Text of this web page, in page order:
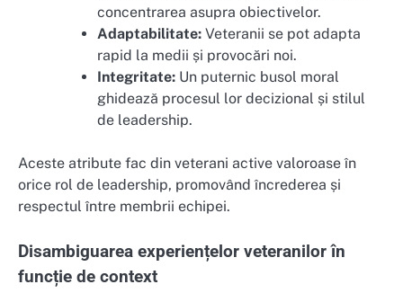
concentrarea asupra obiectivelor.
Adaptabilitate: Veteranii se pot adapta
rapid la medii și provocări noi.
Integritate: Un puternic busol moral
ghidează procesul lor decizional și stilul
de leadership.
Aceste atribute fac din veterani active valoroase în
orice rol de leadership, promovând încrederea și
respectul între membrii echipei.
Disambiguarea experiențelor veteranilor în
funcție de context